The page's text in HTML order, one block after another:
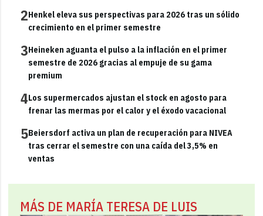
2Henkel eleva sus perspectivas para 2026 tras un sólido
crecimiento en el primer semestre
3Heineken aguanta el pulso a la inflación en el primer
semestre de 2026 gracias al empuje de su gama
premium
4Los supermercados ajustan el stock en agosto para
frenar las mermas por el calor y el éxodo vacacional
5Beiersdorf activa un plan de recuperación para NIVEA
tras cerrar el semestre con una caída del 3,5% en
ventas
MÁS DE MARÍA TERESA DE LUIS